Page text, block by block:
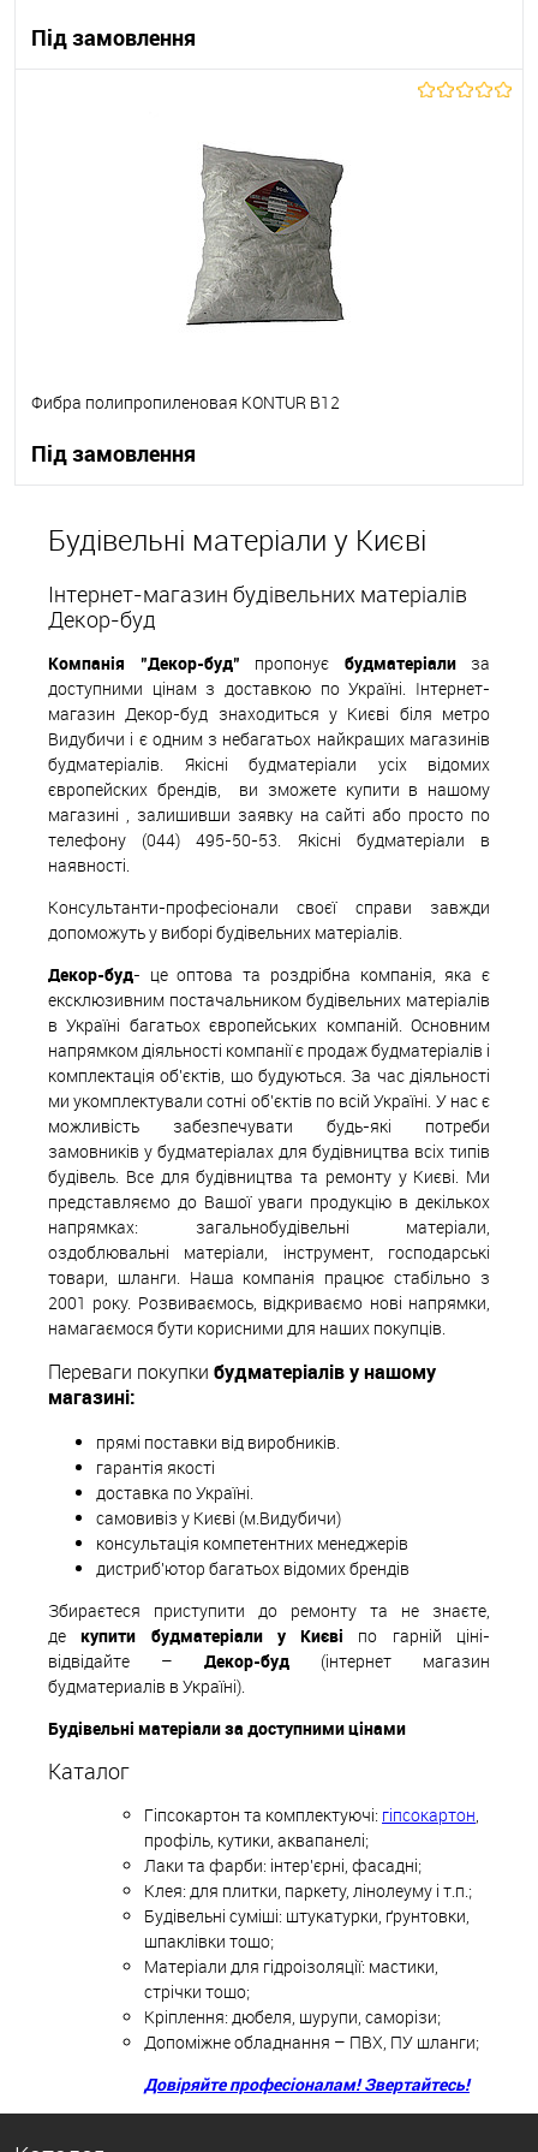
Під замовлення
Під замовлення
Фибра полипропиленовая KONTUR B12
Під замовлення
В вибране Під замовлення
Будівельні матеріали у Києві
Інтернет-магазин будівельних матеріалів
Декор-буд
Компанія "Декор-буд" пропонує будматеріализа
доступними цінам з доставкою по Україні. Інтернет-
магазин Декор-буд знаходиться у Києві біля метро
Видубичи і є одним з небагатьох найкращих магазинів
будматеріалів. Якісні будматеріали усіх відомих
європейских брендів, ви зможете купити в нашому
магазині , залишивши заявку на сайті або просто по
телефону (044) 495-50-53. Якісні будматеріали в
наявності.
Консультанти-професіонали своєї справи завжди
допоможуть у виборі будівельних матеріалів.
Декор-буд- це оптова та роздрібна компанія, яка є
ексклюзивним постачальником будівельних матеріалів
в Україні багатьох європейських компаній. Основним
напрямком діяльності компанії є продаж будматеріалів і
комплектація об'єктів, що будуються. За час діяльності
ми укомплектували сотні об'єктів по всій Україні. У нас є
можливість забезпечувати будь-які потреби
замовників у будматеріалах для будівництва всіх типів
будівель. Все для будівництва та ремонту у Києві. Ми
представляємо до Вашої уваги продукцію в декількох
напрямках: загальнобудівельні матеріали,
оздоблювальні матеріали, інструмент, господарські
товари, шланги. Наша компанія працює стабільно з
2001 року. Розвиваємось, відкриваємо нові напрямки,
намагаємося бути корисними для наших покупців.
Переваги покупки будматеріалів у нашому
магазині:
прямі поставки від виробників.
гарантія якості
доставка по Україні.
самовивіз у Києві (м.Видубичи)
консультація компетентних менеджерів
дистриб'ютор багатьох відомих брендів
Збираєтеся приступити до ремонту та не знаєте,
де
купити будматеріали у Києві по гарній ціні-
відвідайте – Декор-буд (інтернет магазин
будматериалів в Україні).
Будівельні матеріали за доступними цінами
Каталог
Гіпсокартон та комплектуючі: гіпсокартон,
профіль, кутики, аквапанелі;
Лаки та фарби: інтер'єрні, фасадні;
Клея: для плитки, паркету, лінолеуму і т.п.;
Будівельні суміші: штукатурки, ґрунтовки,
шпаклівки тощо;
Матеріали для гідроізоляції: мастики,
стрічки тощо;
Кріплення: дюбеля, шурупи, саморізи;
Допоміжне обладнання – ПВХ, ПУ шланги;
Довіряйте професіоналам! Звертайтесь!